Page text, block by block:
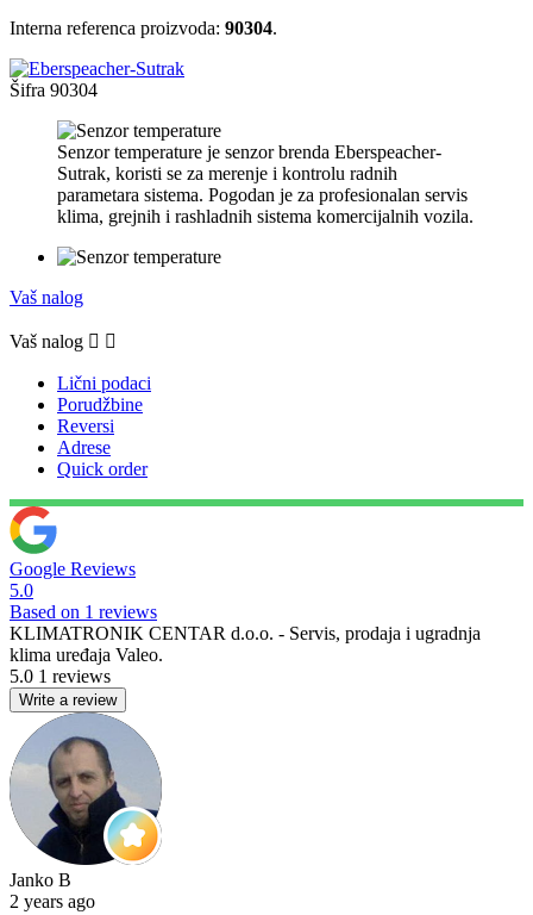
Interna referenca proizvoda: 90304.
Šifra 90304
Senzor temperature je senzor brenda Eberspeacher-
Sutrak, koristi se za merenje i kontrolu radnih
parametara sistema. Pogodan je za profesionalan servis
klima, grejnih i rashladnih sistema komercijalnih vozila.
Vaš nalog
Vaš nalog  
Lični podaci
Porudžbine
Reversi
Adrese
Quick order
Google Reviews
5.0
Based on 1 reviews
KLIMATRONIK CENTAR d.o.o. - Servis, prodaja i ugradnja
klima uređaja Valeo.
5.0 1 reviews
Write a review
Janko B
2 years ago